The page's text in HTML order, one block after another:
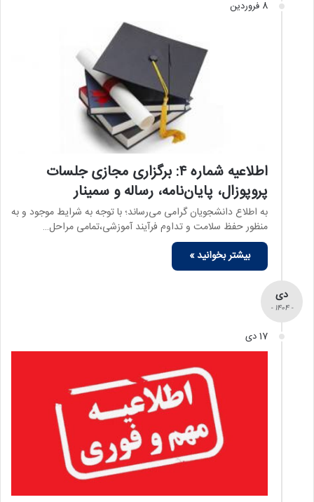
8 فروردین
اطلاعیه شماره ۴: برگزاری مجازی جلسات
پروپوزال، پایان‌نامه، رساله و سمینار
به اطلاع دانشجویان گرامی می‌رساند؛ با توجه به شرایط موجود و به
منظور حفظ سلامت و تداوم فرآیند آموزشی،تمامی مراحل…
بیشتر بخوانید »
دی
- 1404 -
17 دی